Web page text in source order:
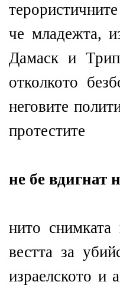
че младежта,
Дамаск и
отколкото
неговите
протестите
не бе вдигнат
нито
вестта за
израелското и